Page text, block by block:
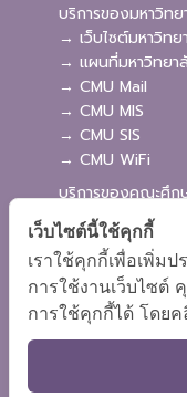
บริการของมหาวิทย
→ เว็บไซต์มหาวิทย
→ แผนที่มหาวิทยา
→ CMU Mail
→ CMU MIS
→ CMU SIS
→ CMU WiFi
บริการของคณะศึก
→ เว็บไซต์คณะศึกษ
→ ระบบจัดการเว็บไ
→ ระบบ
→ EDU MIS
→ EDU SIS
เว็บไซต์นี้ใช้คุกกี้
เราใช้คุกกี้เพื่อเพิ่ม
การใช้งานเว็บไซต์
การใช้คุกกี้ได้ โดย